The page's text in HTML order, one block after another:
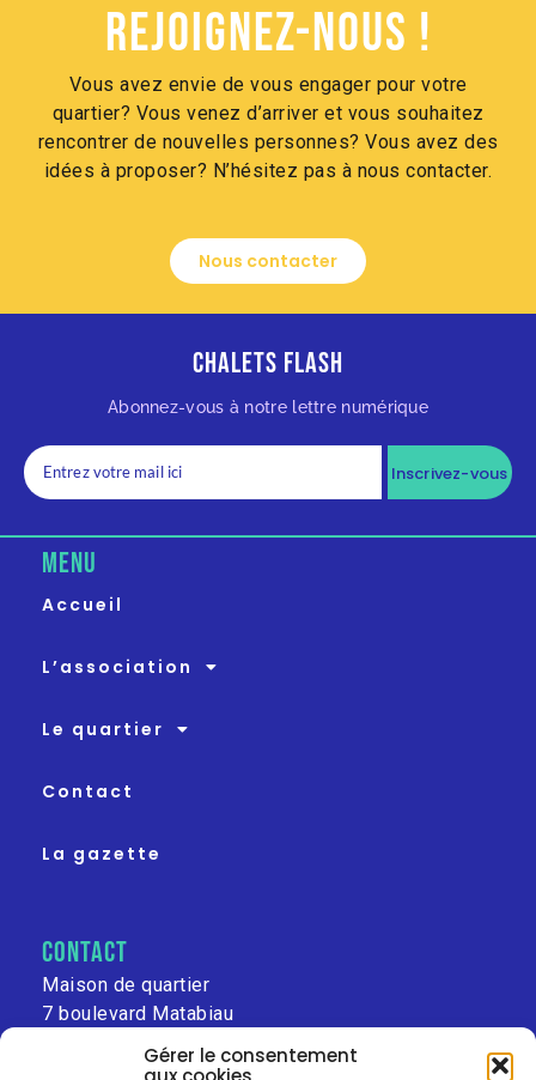
Gérer le consentement
Rejoignez-nous !
Vous avez envie de vous engager pour votre
quartier? Vous venez d’arriver et vous souhaitez
rencontrer de nouvelles personnes? Vous avez des
idées à proposer? N’hésitez pas à nous contacter.
Nous contacter
Chalets Flash
Abonnez-vous à notre lettre numérique
Inscrivez-vous
MENU
Accueil
L’association
Le quartier
Contact
La gazette
contact
Maison de quartier
7 boulevard Matabiau
31000 Toulouse